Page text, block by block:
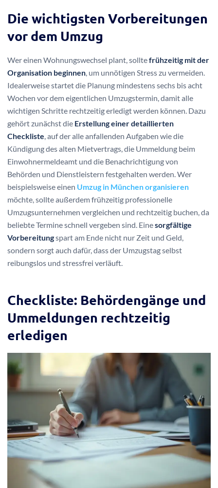
Die wichtigsten Vorbereitungen
vor dem Umzug
Wer einen Wohnungswechsel plant, solltefrühzeitig mit der
Organisation beginnen, um unnötigen Stress zu vermeiden.
Idealerweise startet die Planung mindestens sechs bis acht
Wochen vor dem eigentlichen Umzugstermin, damit alle
wichtigen Schritte rechtzeitig erledigt werden können. Dazu
gehört zunächst die Erstellung einer detaillierten
Checkliste, auf der alle anfallenden Aufgaben wie die
Kündigung des alten Mietvertrags, die Ummeldung beim
Einwohnermeldeamt und die Benachrichtigung von
Behörden und Dienstleistern festgehalten werden. Wer
beispielsweise einen Umzug in München organisieren
möchte, sollte außerdem frühzeitig professionelle
Umzugsunternehmen vergleichen und rechtzeitig buchen, da
beliebte Termine schnell vergeben sind. Einesorgfältige
Vorbereitungspart am Ende nicht nur Zeit und Geld,
sondern sorgt auch dafür, dass der Umzugstag selbst
reibungslos und stressfrei verläuft.
Checkliste: Behördengänge und
Ummeldungen rechtzeitig
erledigen